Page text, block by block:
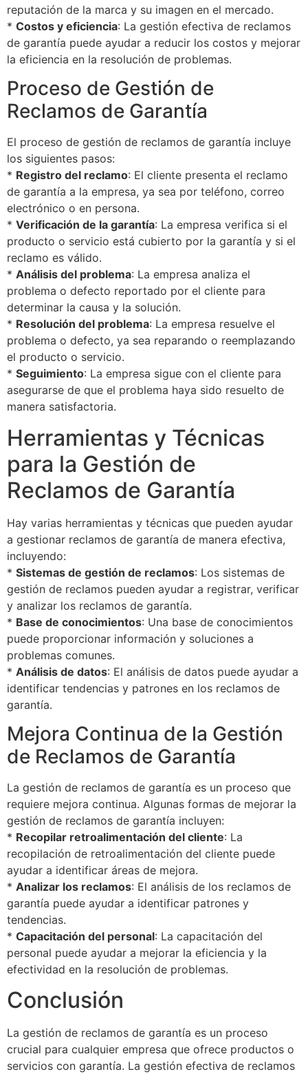
reputación de la marca y su imagen en el mercado.
* Costos y eficiencia: La gestión efectiva de reclamos
de garantía puede ayudar a reducir los costos y mejorar
la eficiencia en la resolución de problemas.
Proceso de Gestión de
Reclamos de Garantía
El proceso de gestión de reclamos de garantía incluye
los siguientes pasos:
* Registro del reclamo: El cliente presenta el reclamo
de garantía a la empresa, ya sea por teléfono, correo
electrónico o en persona.
* Verificación de la garantía: La empresa verifica si el
producto o servicio está cubierto por la garantía y si el
reclamo es válido.
* Análisis del problema: La empresa analiza el
problema o defecto reportado por el cliente para
determinar la causa y la solución.
* Resolución del problema: La empresa resuelve el
problema o defecto, ya sea reparando o reemplazando
el producto o servicio.
* Seguimiento: La empresa sigue con el cliente para
asegurarse de que el problema haya sido resuelto de
manera satisfactoria.
Herramientas y Técnicas
para la Gestión de
Reclamos de Garantía
Hay varias herramientas y técnicas que pueden ayudar
a gestionar reclamos de garantía de manera efectiva,
incluyendo:
* Sistemas de gestión de reclamos: Los sistemas de
gestión de reclamos pueden ayudar a registrar, verificar
y analizar los reclamos de garantía.
* Base de conocimientos: Una base de conocimientos
puede proporcionar información y soluciones a
problemas comunes.
* Análisis de datos: El análisis de datos puede ayudar a
identificar tendencias y patrones en los reclamos de
garantía.
Mejora Continua de la Gestión
de Reclamos de Garantía
La gestión de reclamos de garantía es un proceso que
requiere mejora continua. Algunas formas de mejorar la
gestión de reclamos de garantía incluyen:
* Recopilar retroalimentación del cliente: La
recopilación de retroalimentación del cliente puede
ayudar a identificar áreas de mejora.
* Analizar los reclamos: El análisis de los reclamos de
garantía puede ayudar a identificar patrones y
tendencias.
* Capacitación del personal: La capacitación del
personal puede ayudar a mejorar la eficiencia y la
efectividad en la resolución de problemas.
Conclusión
La gestión de reclamos de garantía es un proceso
crucial para cualquier empresa que ofrece productos o
servicios con garantía. La gestión efectiva de reclamos